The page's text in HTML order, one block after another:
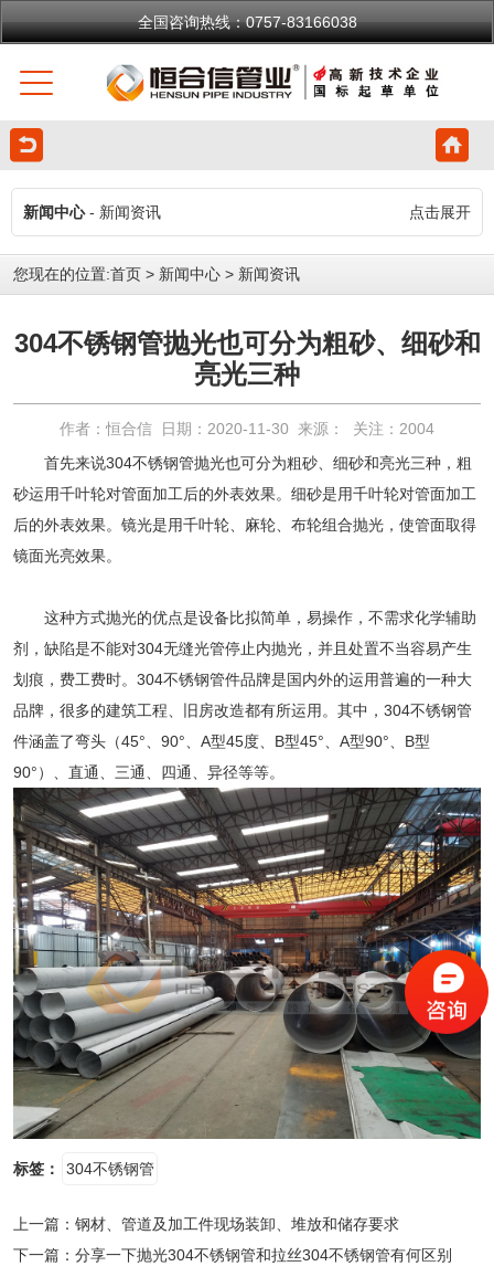
全国咨询热线：0757-83166038
新闻中心- 新闻资讯 点击展开
您现在的位置:首页 > 新闻中心 > 新闻资讯
304不锈钢管抛光也可分为粗砂、细砂和
亮光三种
作者：恒合信 日期：2020-11-30 来源： 关注： 2004
首先来说304不锈钢管抛光也可分为粗砂、细砂和亮光三种，粗
砂运用千叶轮对管面加工后的外表效果。细砂是用千叶轮对管面加工
后的外表效果。镜光是用千叶轮、麻轮、布轮组合抛光，使管面取得
镜面光亮效果。
这种方式抛光的优点是设备比拟简单，易操作，不需求化学辅助
剂，缺陷是不能对304无缝光管停止内抛光，并且处置不当容易产生
划痕，费工费时。 304不锈钢管件品牌是国内外的运用普遍的一种大
品牌，很多的建筑工程、旧房改造都有所运用。其中， 304不锈钢管
件涵盖了弯头（45°、90°、A型45度、B型45°、A型90°、B型
90°）、直通、三通、四通、异径等等。
标签： 304不锈钢管
上一篇： 钢材、管道及加工件现场装卸、堆放和储存要求
下一篇： 分享一下抛光304不锈钢管和拉丝304不锈钢管有何区别